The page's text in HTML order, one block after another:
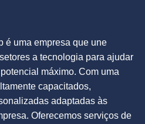
é uma empresa que une
a tecnologia para ajudar
máximo. Com uma
capacitados,
adaptadas às
Oferecemos serviços de